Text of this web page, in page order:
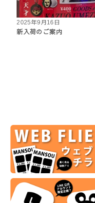
2025年9月16日
新入荷のご案内